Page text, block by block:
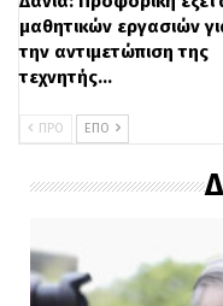
μαθητικών εργασιών
την αντιμετώπιση της
τεχνητής…
ΠΡΟ ΕΠΌ